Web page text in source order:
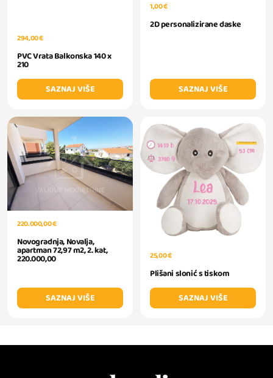
294,00 €
PVC Vrata Balkonska 140 x
210
SAZNAJ VIŠE
1,00 €
2D personalizirane daske
SAZNAJ VIŠE
220.000,00 €
Novogradnja, Novalja,
apartman 72,97 m2, 2. kat,
220.000,00
SAZNAJ VIŠE
25,00 €
Plišani slonić s tiskom
SAZNAJ VIŠE